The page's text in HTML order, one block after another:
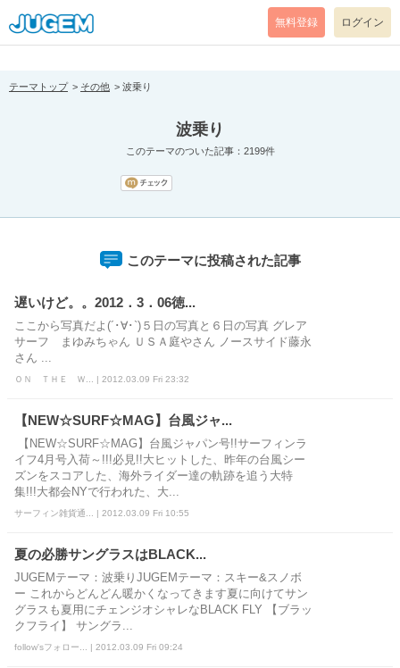
[pear_error: message="Success" code=0 mode=return level=notice
prefix="" info=""]
無料登録 ログイン
テーマトップ その他 波乗り
波乗り
このテーマのついた記事：2199件
このテーマに投稿された記事
遅いけど。。2012．3．06徳...
ここから写真だよ(´･∀･`)５日の写真と６日の写真 グレア
サーフ まゆみちゃん ＵＳＡ庭やさん ノースサイド藤永
さん ...
ＯＮ ＴＨＥ Ｗ... | 2012.03.09 Fri 23:32
【NEW☆SURF☆MAG】台風ジャ...
【NEW☆SURF☆MAG】台風ジャパン号!!サーフィンラ
イフ4月号入荷～!!!必見!!大ヒットした、昨年の台風シー
ズンをスコアした、海外ライダー達の軌跡を追う大特
集!!!大都会NYで行われた、大...
サーフィン雑貨通... | 2012.03.09 Fri 10:55
夏の必勝サングラスはBLACK...
JUGEMテーマ：波乗りJUGEMテーマ：スキー&スノボ
ー これからどんどん暖かくなってきます夏に向けてサン
グラスも夏用にチェンジオシャレなBLACK FLY 【ブラッ
クフライ】 サングラ...
follow'sフォロー... | 2012.03.09 Fri 09:24